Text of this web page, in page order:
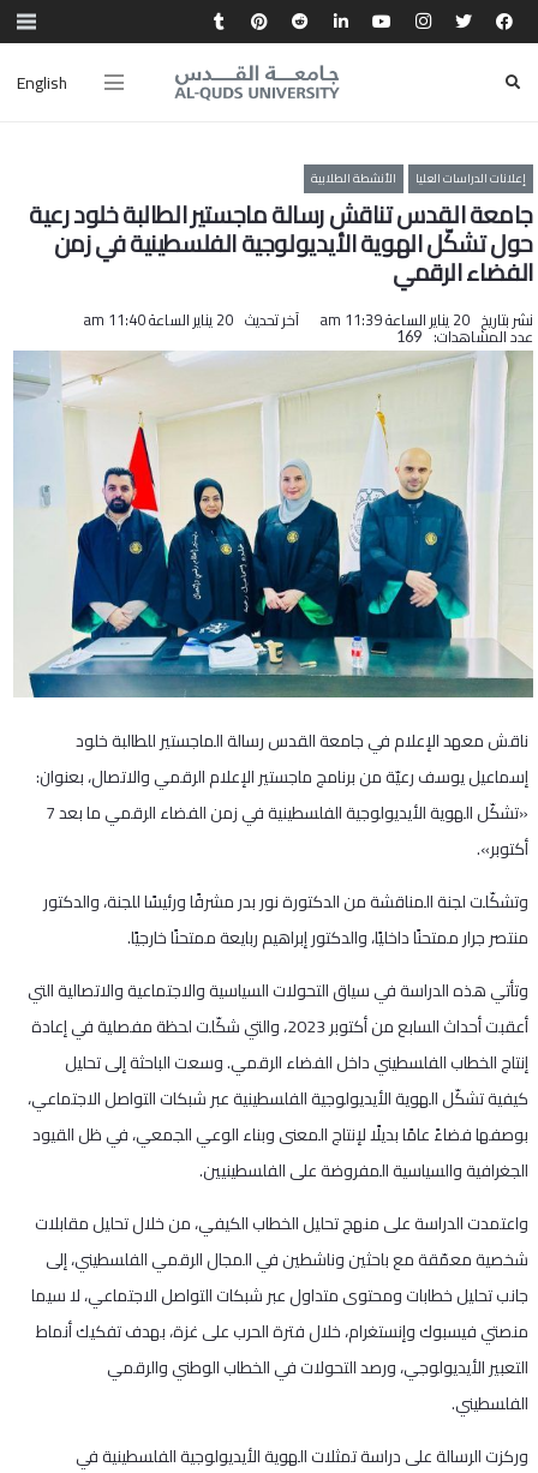
English
إعلانات الدراسات العليا الأنشطة الطلابية
جامعة القدس تناقش رسالة ماجستير الطالبة خلود رعية
حول تشكّل الهوية الأيديولوجية الفلسطينية في زمن
الفضاء الرقمي
نشر بتاريخ 20 يناير الساعة 11:39 am آخر تحديث 20 يناير الساعة 11:40 am
عدد المشاهدات: 169
ناقش معهد الإعلام في جامعة القدس رسالة الماجستير للطالبة خلود
إسماعيل يوسف رعيّة من برنامج ماجستير الإعلام الرقمي والاتصال، بعنوان:
«تشكّل الهوية الأيديولوجية الفلسطينية في زمن الفضاء الرقمي ما بعد 7
أكتوبر».
وتشكّلت لجنة المناقشة من الدكتورة نور بدر مشرفًا ورئيسًا للجنة، والدكتور
منتصر جرار ممتحنًا داخليًا، والدكتور إبراهيم ربايعة ممتحنًا خارجيًا.
وتأتي هذه الدراسة في سياق التحولات السياسية والاجتماعية والاتصالية التي
أعقبت أحداث السابع من أكتوبر 2023، والتي شكّلت لحظة مفصلية في إعادة
إنتاج الخطاب الفلسطيني داخل الفضاء الرقمي. وسعت الباحثة إلى تحليل
كيفية تشكّل الهوية الأيديولوجية الفلسطينية عبر شبكات التواصل الاجتماعي،
بوصفها فضاءً عامًا بديلًا لإنتاج المعنى وبناء الوعي الجمعي، في ظل القيود
الجغرافية والسياسية المفروضة على الفلسطينيين.
واعتمدت الدراسة على منهج تحليل الخطاب الكيفي، من خلال تحليل مقابلات
شخصية معمّقة مع باحثين وناشطين في المجال الرقمي الفلسطيني، إلى
جانب تحليل خطابات ومحتوى متداول عبر شبكات التواصل الاجتماعي، لا سيما
منصتي فيسبوك وإنستغرام، خلال فترة الحرب على غزة، بهدف تفكيك أنماط
التعبير الأيديولوجي، ورصد التحولات في الخطاب الوطني والرقمي
الفلسطيني.
وركزت الرسالة على دراسة تمثلات الهوية الأيديولوجية الفلسطينية في